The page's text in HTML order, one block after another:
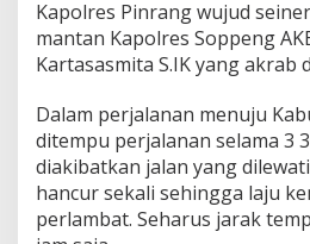
Kapolres Pinrang wujud
mantan Kapolres Soppeng
Kartasasmita S.IK yang akrab
Dalam perjalanan menuju
ditempu perjalanan selama 3
diakibatkan jalan yang
hancur sekali sehingga laju
perlambat. Seharus jarak